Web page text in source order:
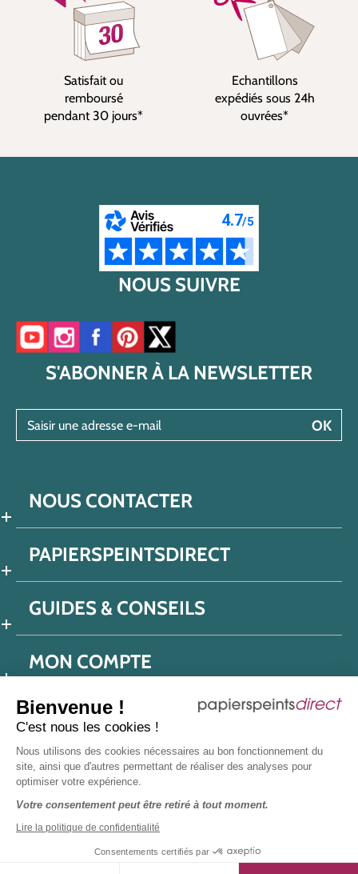
Bienvenue !
C'est nous les cookies !
Nous utilisons des cookies nécessaires au bon fonctionnement du
site, ainsi que d'autres permettant de réaliser des analyses pour
optimiser votre expérience.
Votre consentement peut être retiré à tout moment.
Lire la politique de confidentialité
Consentements certifiés par
Satisfait ou
remboursé
pendant 30 jours*
Echantillons
expédiés sous 24h
ouvrées*
NOUS SUIVRE
Accéder à notre chaîne YouTube
Accéder à notre compte Instagram
Accéder à notre page Facebook
Accéder à notre compte Pinterest
Accéder à notre compte Twitter/X
S'ABONNER À LA NEWSLETTER
OK
NOUS CONTACTER
PAPIERSPEINTSDIRECT
GUIDES & CONSEILS
MON COMPTE
Politique de confidentialité
Mentions légales
Protection données réseaux sociaux
Déclaration d'accessibilité